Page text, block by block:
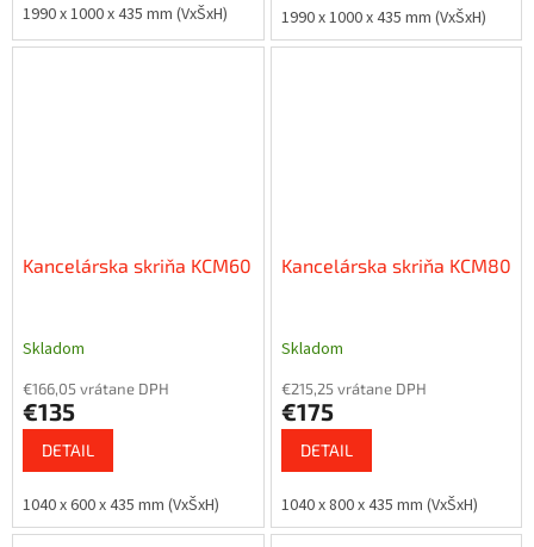
1990 x 1000 x 435 mm (VxŠxH) 1990 x 1000 x 435 mm (VxŠxH)
Kancelárska skriňa KCM60
Skladom
€166,05 vrátane DPH
€135
DETAIL
1040 x 600 x 435 mm (VxŠxH)
Kancelárska skriňa KCM80
Skladom
€215,25 vrátane DPH
€175
DETAIL
1040 x 800 x 435 mm (VxŠxH)